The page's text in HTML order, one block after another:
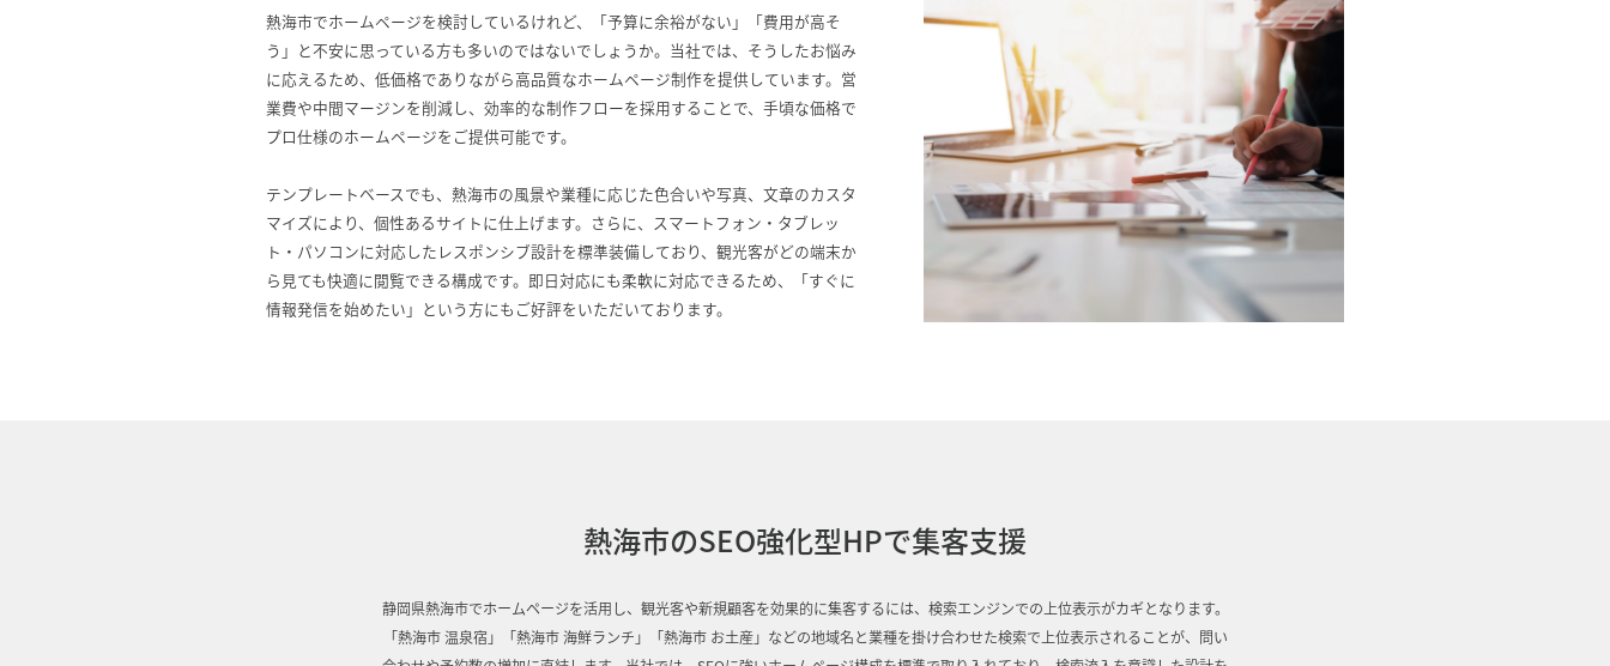
熱海市でホームページを検討しているけれど、「予算に余裕がない」「費用が高そ
う」と不安に思っている方も多いのではないでしょうか。当社では、そうしたお悩み
に応えるため、低価格でありながら高品質なホームページ制作を提供しています。営
業費や中間マージンを削減し、効率的な制作フローを採用することで、手頃な価格で
プロ仕様のホームページをご提供可能です。
テンプレートベースでも、熱海市の風景や業種に応じた色合いや写真、文章のカスタ
マイズにより、個性あるサイトに仕上げます。さらに、スマートフォン・タブレッ
ト・パソコンに対応したレスポンシブ設計を標準装備しており、観光客がどの端末か
ら見ても快適に閲覧できる構成です。即日対応にも柔軟に対応できるため、「すぐに
情報発信を始めたい」という方にもご好評をいただいております。
熱海市のSEO強化型HPで集客支援
静岡県熱海市でホームページを活用し、観光客や新規顧客を効果的に集客するには、検索エンジンでの上位表示がカギとなります。
「熱海市 温泉宿」「熱海市 海鮮ランチ」「熱海市 お土産」などの地域名と業種を掛け合わせた検索で上位表示されることが、問い